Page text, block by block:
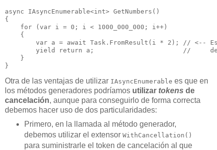
async IAsyncEnumerable<int> GetNumbers()
{
    for (var i = 0; i < 1000_000_000; i++)
    {
var a = await Task.FromResult(i * 2); // <--
yield return a;                       //
    }
Otra de las ventajas de utilizar IAsyncEnumerable es que en
los métodos generadores podríamos utilizar tokens de
cancelación, aunque para conseguirlo de forma correcta
debemos hacer uso de dos particularidades:
Primero, en la llamada al método generador,
debemos utilizar el extensor WithCancellation()
para suministrarle el token de cancelación al que